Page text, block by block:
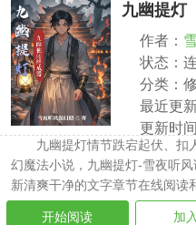
九幽提灯
作者：
状态：
分类：
最近更新
更新时
九幽提灯情节跌宕起伏、扣
幻魔法小说，九幽提灯-雪夜听
新清爽干净的文字章节在线阅读
开始阅读 加